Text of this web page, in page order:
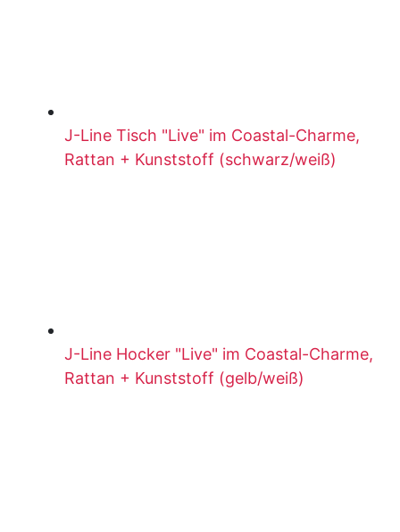
J-Line Tisch "Live" im Coastal-Charme,
Rattan + Kunststoff (schwarz/weiß)
J-Line Hocker "Live" im Coastal-Charme,
Rattan + Kunststoff (gelb/weiß)